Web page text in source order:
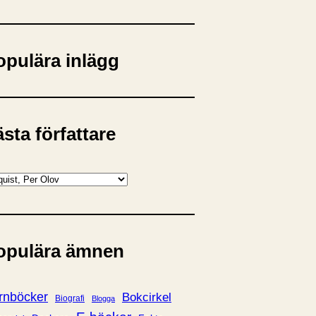
inlägg
författare
ämnen
Biografi Blogga Bokcirkel